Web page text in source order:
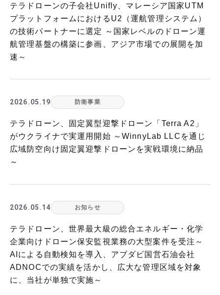
テラドローンの子会社Unifly、マレーシア国家UTM
プラットフォームにおけるU2（運航管理システム）
の技術パートナーに選定 ～国家レベルのドローン運
航管理基盤の構築に参画、アジア市場での展開を加
速～
2026.05.19 防衛事業
テラドローン、固定翼型迎撃ドローン「Terra A2」
がウクライナで実運用開始 ～WinnyLab LLCを通じ
広域防空向け固定翼迎撃ドローンを実戦環境に納品
～
2026.05.14 お知らせ
テラドローン、世界最大級の総合エネルギー・化学
企業向けドローン保安監視業務の大型案件を受注～
AIによる自動検知を導入、アブダビ国営石油会社
ADNOCでの実績を活かし、広大な管理区域を対象
に、当社が単独で実施～